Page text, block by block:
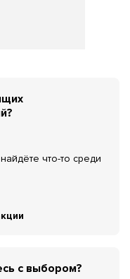
что-то среди
с выбором?